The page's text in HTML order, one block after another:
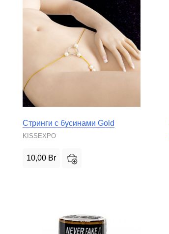
Стринги с бусинами Gold
KISSEXPO
10,00 Br